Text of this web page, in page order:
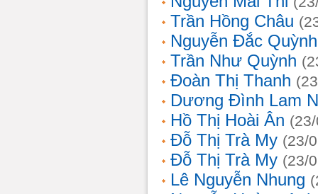
Trần Hồng Châu
Nguyễn Đắc
Trần Như Quỳnh
Đoàn Thị Thanh
Dương Đình Lam
Hồ Thị Hoài Ân
Đỗ Thị Trà My (23/
Đỗ Thị Trà My (23/
Lê Nguyễn Nhung